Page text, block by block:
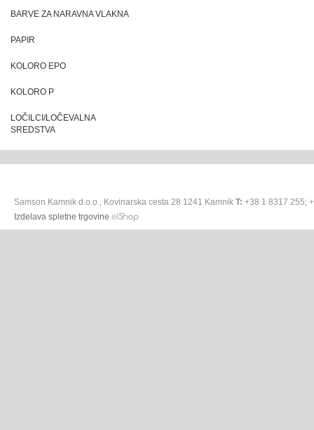
BARVE ZA NARAVNA VLAKNA
PAPIR
KOLORO EPO
KOLORO P
LOČILCI/LOČEVALNA
SREDSTVA
Samson Kamnik d.o.o., Kovinarska cesta 28 1241 Kamnik T: +38 1 8317 255;
Izdelava spletne trgovine